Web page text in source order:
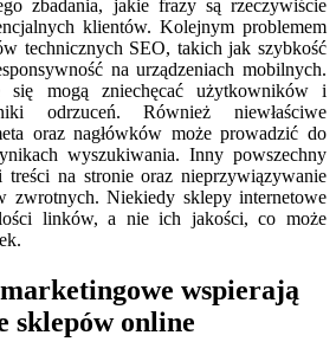
zbadania, jakie frazy są rzeczywiście
klientów. Kolejnym problemem
technicznych SEO, takich jak szybkość
na urządzeniach mobilnych.
się mogą zniechęcać użytkowników i
odrzuceń. Również niewłaściwe
oraz nagłówków może prowadzić do
wyszukiwania. Inny powszechny
treści na stronie oraz nieprzywiązywanie
zwrotnych. Niekiedy sklepy internetowe
linków, a nie ich jakości, co może
wspierają
sklepów online